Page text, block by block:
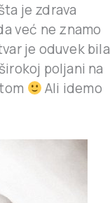
je zdrava
već ne znamo
je oduvek bila
poljani na
Ali idemo